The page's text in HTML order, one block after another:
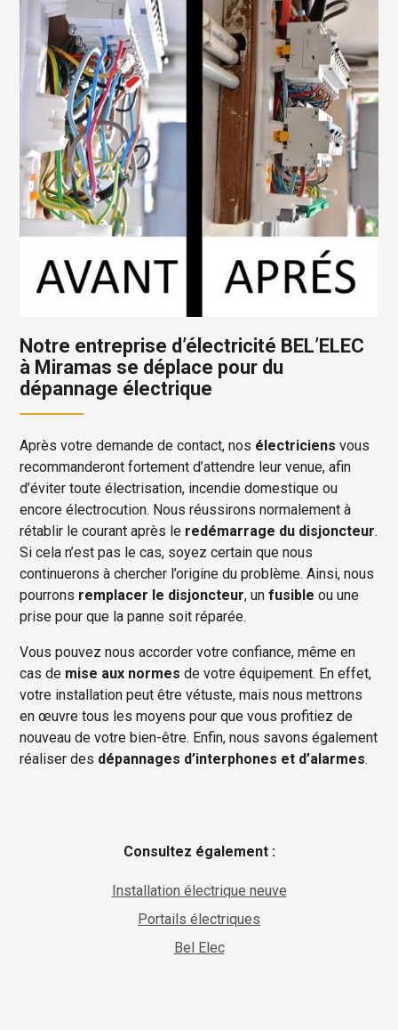
Notre entreprise d’électricité BEL’ELEC
à Miramas se déplace pour du
dépannage électrique
Après votre demande de contact, nos électriciens vous
recommanderont fortement d’attendre leur venue, afin
d’éviter toute électrisation, incendie domestique ou
encore électrocution. Nous réussirons normalement à
rétablir le courant après le redémarrage du disjoncteur.
Si cela n’est pas le cas, soyez certain que nous
continuerons à chercher l’origine du problème. Ainsi, nous
pourrons remplacer le disjoncteur, unfusible ou une
prise pour que la panne soit réparée.
Vous pouvez nous accorder votre confiance, même en
cas de mise aux normes de votre équipement. En effet,
votre installation peut être vétuste, mais nous mettrons
en œuvre tous les moyens pour que vous profitiez de
nouveau de votre bien-être. Enfin, nous savons également
réaliser des dépannages d’interphones et d’alarmes.
Consultez également :
Installation électrique neuve
Portails électriques
Bel Elec